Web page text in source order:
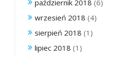
październik 2018 (6)
wrzesień 2018 (4)
sierpień 2018 (1)
lipiec 2018 (1)